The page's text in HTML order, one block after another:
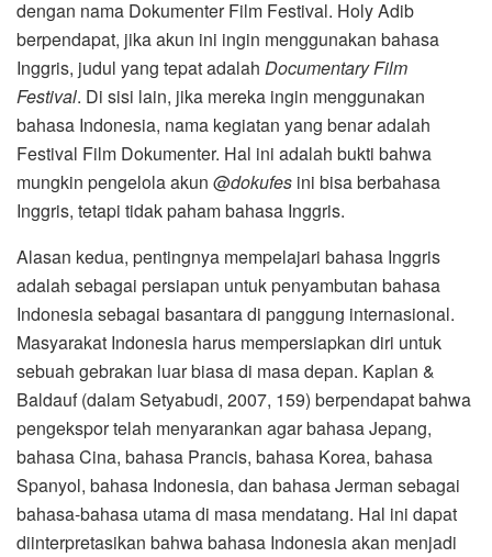
dengan nama Dokumenter Film Festival. Holy Adib
berpendapat, jika akun ini ingin menggunakan bahasa
Inggris, judul yang tepat adalah Documentary Film
Festival. Di sisi lain, jika mereka ingin menggunakan
bahasa Indonesia, nama kegiatan yang benar adalah
Festival Film Dokumenter. Hal ini adalah bukti bahwa
mungkin pengelola akun @dokufes ini bisa berbahasa
Inggris, tetapi tidak paham bahasa Inggris.
Alasan kedua, pentingnya mempelajari bahasa Inggris
adalah sebagai persiapan untuk penyambutan bahasa
Indonesia sebagai basantara di panggung internasional.
Masyarakat Indonesia harus mempersiapkan diri untuk
sebuah gebrakan luar biasa di masa depan. Kaplan &
Baldauf (dalam Setyabudi, 2007, 159) berpendapat bahwa
pengekspor telah menyarankan agar bahasa Jepang,
bahasa Cina, bahasa Prancis, bahasa Korea, bahasa
Spanyol, bahasa Indonesia, dan bahasa Jerman sebagai
bahasa-bahasa utama di masa mendatang. Hal ini dapat
diinterpretasikan bahwa bahasa Indonesia akan menjadi